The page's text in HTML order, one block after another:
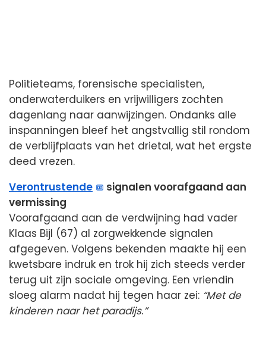
Politieteams, forensische specialisten,
onderwaterduikers en vrijwilligers zochten
dagenlang naar aanwijzingen. Ondanks alle
inspanningen bleef het angstvallig stil rondom
de verblijfplaats van het drietal, wat het ergste
deed vrezen.
Verontrustende
signalen voorafgaand aan
vermissing
Voorafgaand aan de verdwijning had vader
Klaas Bijl (67) al zorgwekkende signalen
afgegeven. Volgens bekenden maakte hij een
kwetsbare indruk en trok hij zich steeds verder
terug uit zijn sociale omgeving. Een vriendin
sloeg alarm nadat hij tegen haar zei: “Met de
kinderen naar het paradijs.”